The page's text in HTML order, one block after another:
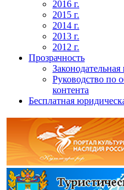
2016 г.
2015 г.
2014 г.
2013 г.
2012 г.
Прозрачность
Законодательная
Руководство по
контента
Бесплатная